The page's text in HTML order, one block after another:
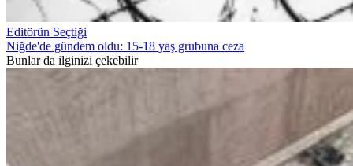
Editörün Seçtiği
Niğde'de gündem oldu: 15-18 yaş grubuna ceza
Bunlar da ilginizi çekebilir